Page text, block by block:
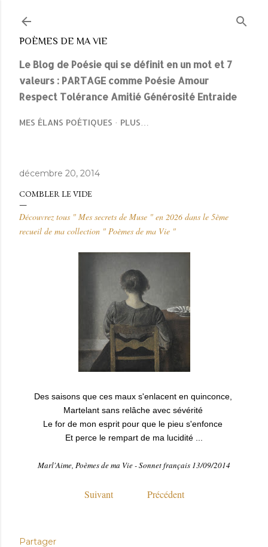
POÈMES DE MA VIE
Le Blog de Poésie qui se définit en un mot et 7
valeurs : PARTAGE comme Poésie Amour
Respect Tolérance Amitié Générosité Entraide
MES ÉLANS POÉTIQUES PLUS…
décembre 20, 2014
COMBLER LE VIDE
Découvrez tous " Mes secrets de Muse " en 2026 dans le 5ème
recueil de ma collection " Poèmes de ma Vie "
Des saisons que ces maux s'enlacent en quinconce,
Martelant sans relâche avec sévérité
Le for de mon esprit pour que le pieu s'enfonce
Et perce le rempart de ma lucidité ...
Marl'Aime, Poèmes de ma Vie - Sonnet français 13/09/2014
Suivant Précédent
Partager